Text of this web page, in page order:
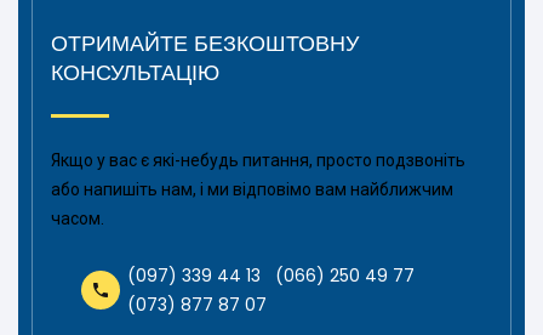
ОТРИМАЙТЕ БЕЗКОШТОВНУ
КОНСУЛЬТАЦІЮ
Якщо у вас є які-небудь питання, просто подзвоніть
або напишіть нам, і ми відповімо вам найближчим
часом.
(097) 339 44 13
(066) 250 49 77
(073) 877 87 07